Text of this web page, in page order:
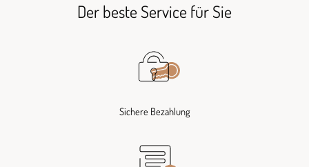
Der beste Service für Sie
Sichere Bezahlung